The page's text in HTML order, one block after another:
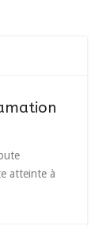
atteinte à